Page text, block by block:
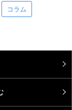
コラム